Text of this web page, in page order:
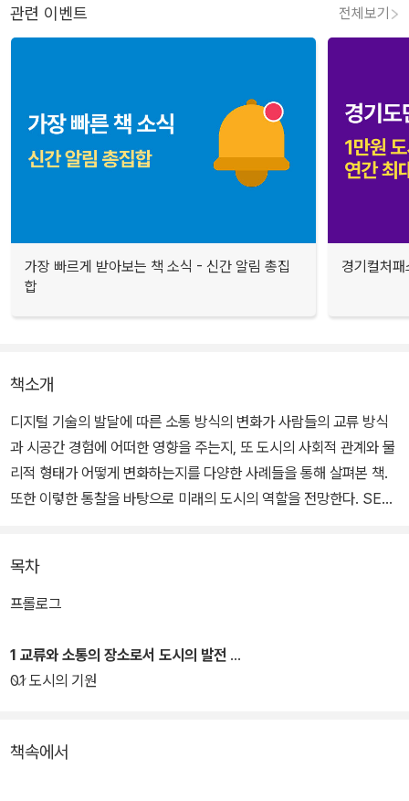
관련 이벤트 전체보기
가장 빠르게 받아보는 책 소식 - 신간 알림 총집
합
경기컬처
책소개
디지털 기술의 발달에 따른 소통 방식의 변화가 사람들의 교류 방식
과 시공간 경험에 어떠한 영향을 주는지, 또 도시의 사회적 관계와 물
리적 형태가 어떻게 변화하는지를 다양한 사례들을 통해 살펴본 책.
또한 이렇한 통찰을 바탕으로 미래의 도시의 역할을 전망한다. SERI
목차
프롤로그
1 교류와 소통의 장소로서 도시의 발전
01 도시의 기원
책속에서